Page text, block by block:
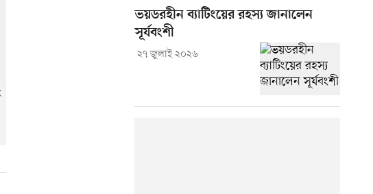
ভয়ডরহীন ব্যাটিংয়ের রহস্য জানালেন
সূর্যবংশী
২৭ জুলাই ২০২৬